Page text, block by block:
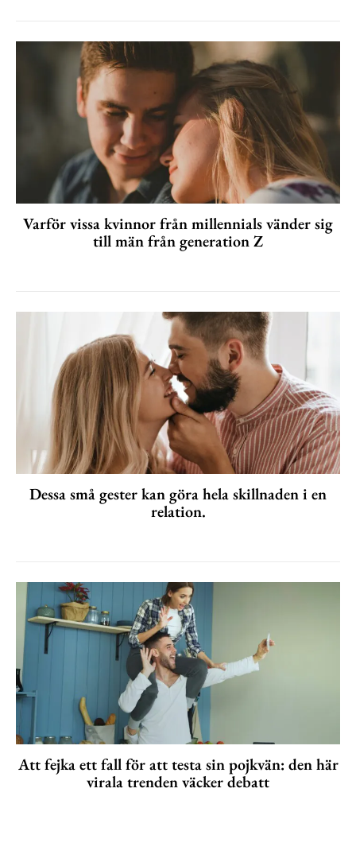
Varför vissa kvinnor från millennials vänder sig
till män från generation Z
Dessa små gester kan göra hela skillnaden i en
relation.
Att fejka ett fall för att testa sin pojkvän: den här
virala trenden väcker debatt